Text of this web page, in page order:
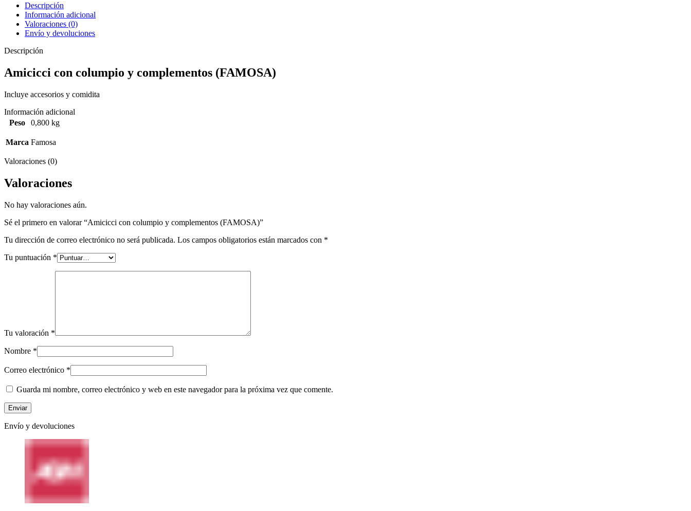
Descripción
Información adicional
Valoraciones (0)
Envío y devoluciones
Descripción
Amicicci con columpio y complementos (FAMOSA)
Incluye accesorios y comidita
Información adicional
Peso
0,800 kg
Marca Famosa
Valoraciones (0)
Valoraciones
No hay valoraciones aún.
Sé el primero en valorar “Amicicci con columpio y complementos (FAMOSA)”
Tu dirección de correo electrónico no será publicada. Los campos obligatorios están marcados con *
Tu puntuación *
Tu valoración *
Nombre *
Correo electrónico *
Guarda mi nombre, correo electrónico y web en este navegador para la próxima vez que comente.
Envío y devoluciones